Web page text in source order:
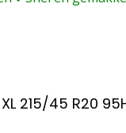
215/45 R20